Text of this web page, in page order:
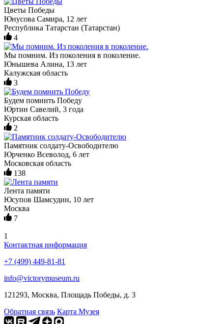
Цветы Победы
Юнусова Самира, 12 лет
Республика Татарстан (Татарстан)
4
Мы помним. Из поколения в поколение.
Юнышева Алина, 13 лет
Калужская область
3
Будем помнить Победу
Юртин Савелий, 3 года
Курская область
2
Памятник солдату-Освободителю
Юрченко Всеволод, 6 лет
Московская область
138
Лента памяти
Юсупов Шамсудин, 10 лет
Москва
7
1
Контактная информация
+7 (499) 449-81-81
info@victorymuseum.ru
121293, Москва, Площадь Победы, д. 3
Обратная связь Карта Музея